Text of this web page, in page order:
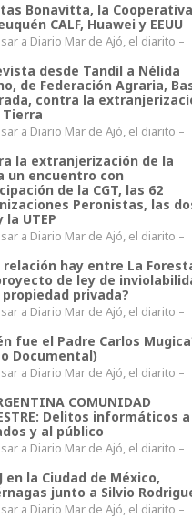
Bonavitta, la Cooperativa
CALF, Huawei y EEUU
a Diario Mar de Ajó, el diarito –
desde Tandil a Nélida
de Federación Agraria,
contra la
Tierra
a Diario Mar de Ajó, el diarito –
la extranjerización de la
un encuentro con
de la CGT, las 62
Peronistas, las
la UTEP
a Diario Mar de Ajó, el diarito –
relación hay entre La
de ley de
propiedad privada?
a Diario Mar de Ajó, el diarito –
fue el Padre Carlos
Documental)
a Diario Mar de Ajó, el diarito –
COMUNIDAD
Delitos informáticos a
y al público
a Diario Mar de Ajó, el diarito –
en la Ciudad de México,
junto a Silvio
a Diario Mar de Ajó, el diarito –